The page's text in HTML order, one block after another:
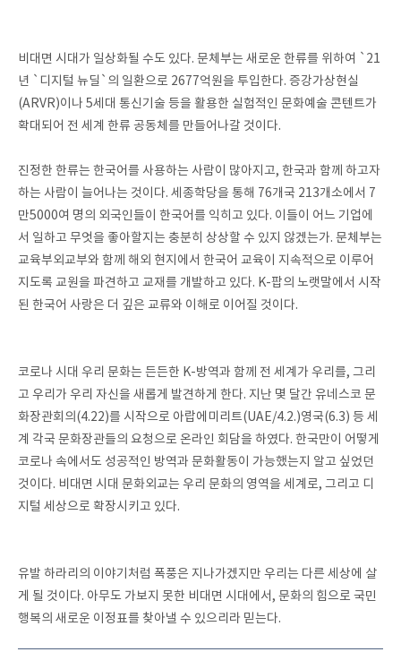
비대면 시대가 일상화될 수도 있다. 문체부는 새로운 한류를 위하여 `21
년 `디지털 뉴딜`의 일환으로 2677억원을 투입한다. 증강가상현실
(ARVR)이나 5세대 통신기술 등을 활용한 실험적인 문화예술 콘텐트가
확대되어 전 세계 한류 공동체를 만들어나갈 것이다.
진정한 한류는 한국어를 사용하는 사람이 많아지고, 한국과 함께 하고자
하는 사람이 늘어나는 것이다. 세종학당을 통해 76개국 213개소에서 7
만5000여 명의 외국인들이 한국어를 익히고 있다. 이들이 어느 기업에
서 일하고 무엇을 좋아할지는 충분히 상상할 수 있지 않겠는가. 문체부는
교육부외교부와 함께 해외 현지에서 한국어 교육이 지속적으로 이루어
지도록 교원을 파견하고 교재를 개발하고 있다. K-팝의 노랫말에서 시작
된 한국어 사랑은 더 깊은 교류와 이해로 이어질 것이다.
코로나 시대 우리 문화는 든든한 K-방역과 함께 전 세계가 우리를, 그리
고 우리가 우리 자신을 새롭게 발견하게 한다. 지난 몇 달간 유네스코 문
화장관회의(4.22)를 시작으로 아랍에미리트(UAE/4.2.)영국(6.3) 등 세
계 각국 문화장관들의 요청으로 온라인 회담을 하였다. 한국만이 어떻게
코로나 속에서도 성공적인 방역과 문화활동이 가능했는지 알고 싶었던
것이다. 비대면 시대 문화외교는 우리 문화의 영역을 세계로, 그리고 디
지털 세상으로 확장시키고 있다.
유발 하라리의 이야기처럼 폭풍은 지나가겠지만 우리는 다른 세상에 살
게 될 것이다. 아무도 가보지 못한 비대면 시대에서, 문화의 힘으로 국민
행복의 새로운 이정표를 찾아낼 수 있으리라 믿는다.